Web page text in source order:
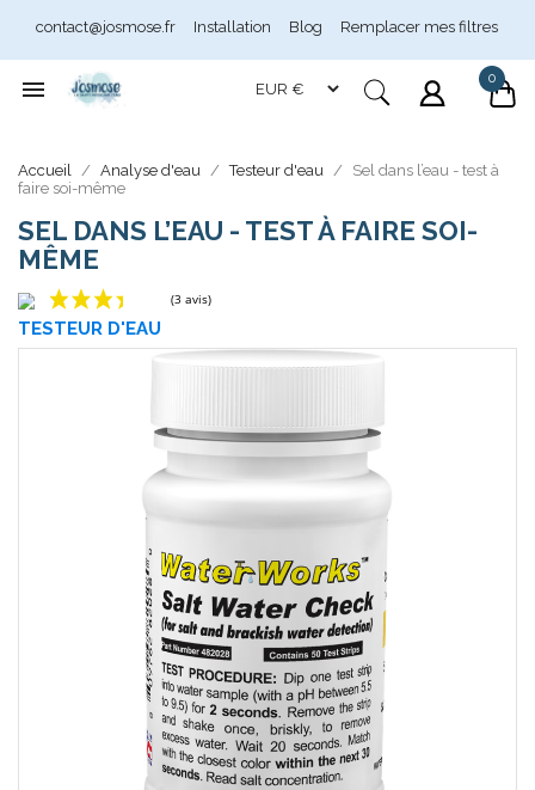
contact@josmose.fr Installation Blog Remplacer mes filtres
 0
Accueil Analyse d'eau Testeur d'eau
Sel dans l’eau - test à
faire soi-même
SEL DANS L’EAU - TEST À FAIRE SOI-
MÊME
(3 avis)
TESTEUR D'EAU
Assistant Josmose
En ligne